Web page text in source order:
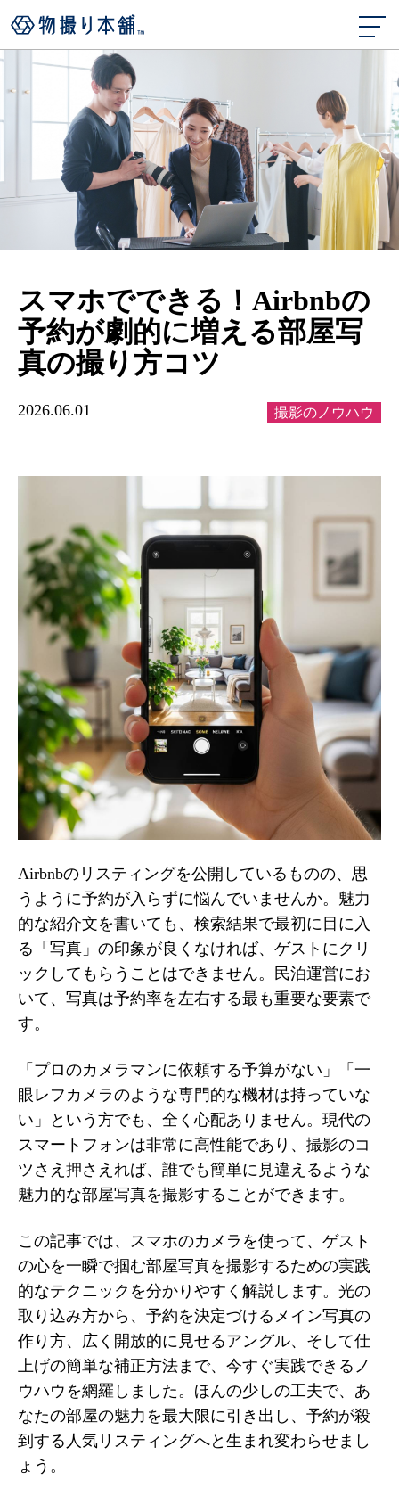
スマホでできる！Airbnbの
予約が劇的に増える部屋写
真の撮り方コツ
2026.06.01 撮影のノウハウ
Airbnbのリスティングを公開しているものの、思
うように予約が入らずに悩んでいませんか。魅力
的な紹介文を書いても、検索結果で最初に目に入
る「写真」の印象が良くなければ、ゲストにクリ
ックしてもらうことはできません。民泊運営にお
いて、写真は予約率を左右する最も重要な要素で
す。
「プロのカメラマンに依頼する予算がない」「一
眼レフカメラのような専門的な機材は持っていな
い」という方でも、全く心配ありません。現代の
スマートフォンは非常に高性能であり、撮影のコ
ツさえ押さえれば、誰でも簡単に見違えるような
魅力的な部屋写真を撮影することができます。
この記事では、スマホのカメラを使って、ゲスト
の心を一瞬で掴む部屋写真を撮影するための実践
的なテクニックを分かりやすく解説します。光の
取り込み方から、予約を決定づけるメイン写真の
作り方、広く開放的に見せるアングル、そして仕
上げの簡単な補正方法まで、今すぐ実践できるノ
ウハウを網羅しました。ほんの少しの工夫で、あ
なたの部屋の魅力を最大限に引き出し、予約が殺
到する人気リスティングへと生まれ変わらせまし
ょう。